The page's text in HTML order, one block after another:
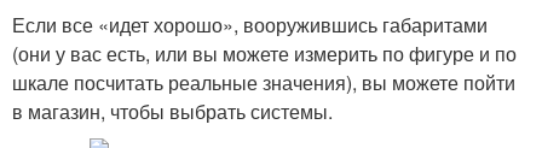
Если все «идет хорошо», вооружившись габаритами
(они у вас есть, или вы можете измерить по фигуре и по
шкале посчитать реальные значения), вы можете пойти
в магазин, чтобы выбрать системы.